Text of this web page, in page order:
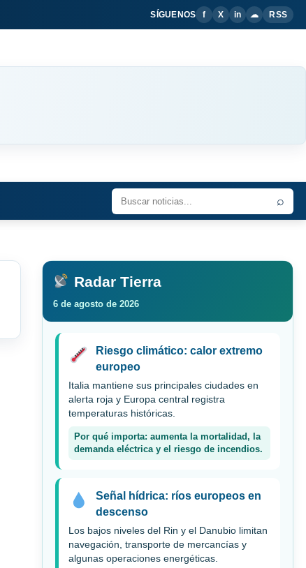
SÍGUENOS f X in ☁ RSS
⌕
Radar Tierra
6 de agosto de 2026
Riesgo climático: calor extremo
europeo
Italia mantiene sus principales ciudades en
alerta roja y Europa central registra
temperaturas históricas.
Por qué importa: aumenta la mortalidad, la
demanda eléctrica y el riesgo de incendios.
Señal hídrica: ríos europeos en
descenso
Los bajos niveles del Rin y el Danubio limitan
navegación, transporte de mercancías y
algunas operaciones energéticas.